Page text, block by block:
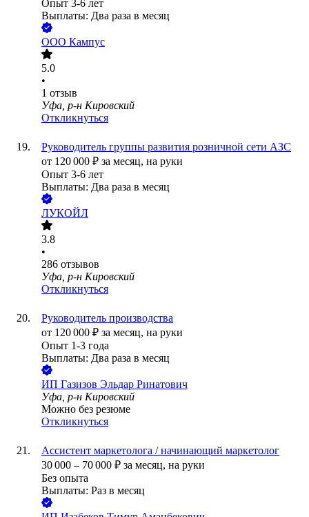
Опыт 3-6 лет
Выплаты: Два раза в месяц
ООО Кампус
5.0
•
1 отзыв
Уфа, р-н Кировский
Откликнуться
Руководитель группы развития розничной сети АЗС
от 120 000 ₽ за месяц, на руки
Опыт 3-6 лет
Выплаты: Два раза в месяц
ЛУКОЙЛ
3.8
•
286 отзывов
Уфа, р-н Кировский
Откликнуться
Руководитель производства
от 120 000 ₽ за месяц, на руки
Опыт 1-3 года
Выплаты: Два раза в месяц
ИП Газизов Эльдар Ринатович
Уфа, р-н Кировский
Можно без резюме
Откликнуться
Ассистент маркетолога / начинающий маркетолог
30 000 – 70 000 ₽ за месяц, на руки
Без опыта
Выплаты: Раз в месяц